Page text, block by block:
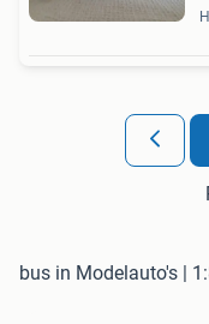
bus in Modelauto's |